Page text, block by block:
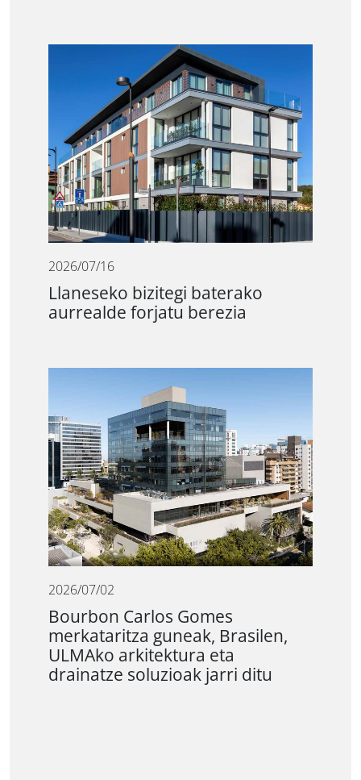
2026/07/16
Llaneseko bizitegi baterako
aurrealde forjatu berezia
2026/07/02
Bourbon Carlos Gomes
merkataritza guneak, Brasilen,
ULMAko arkitektura eta
drainatze soluzioak jarri ditu